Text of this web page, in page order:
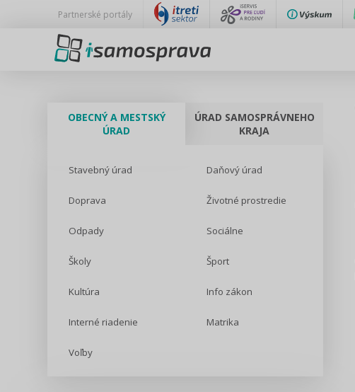
Partnerské portály
OBECNÝ A MESTSKÝ
ÚRAD
ÚRAD SAMOSPRÁVNEHO
KRAJA
Stavebný úrad Daňový úrad
Doprava Životné prostredie
Odpady Sociálne
Školy Šport
Kultúra Info zákon
Interné riadenie Matrika
Voľby